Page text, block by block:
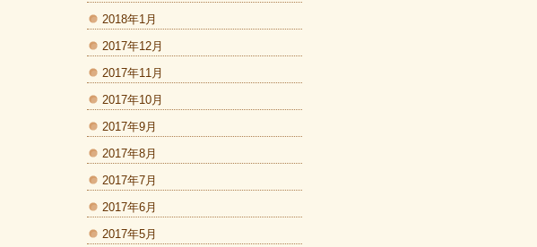
2018年1月
2017年12月
2017年11月
2017年10月
2017年9月
2017年8月
2017年7月
2017年6月
2017年5月